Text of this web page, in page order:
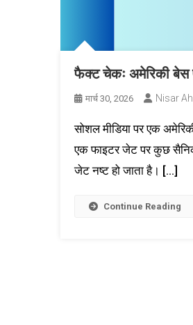
फैक्ट चेकः अमेरिकी बेस
मार्च 30, 2026 Nisar
सोशल मीडिया पर एक
एक फाइटर जेट पर कुछ
जेट नष्ट हो जाता है। […]
Continue Reading